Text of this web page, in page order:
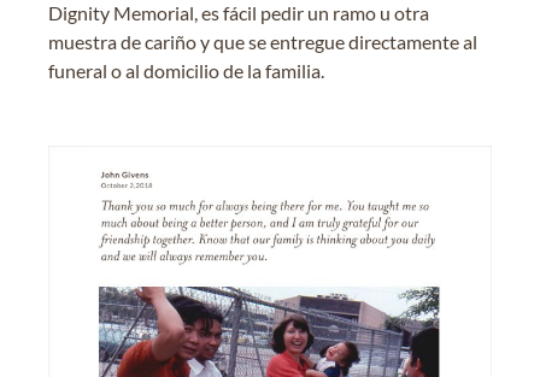
Dignity Memorial, es fácil pedir un ramo u otra
muestra de cariño y que se entregue directamente al
funeral o al domicilio de la familia.